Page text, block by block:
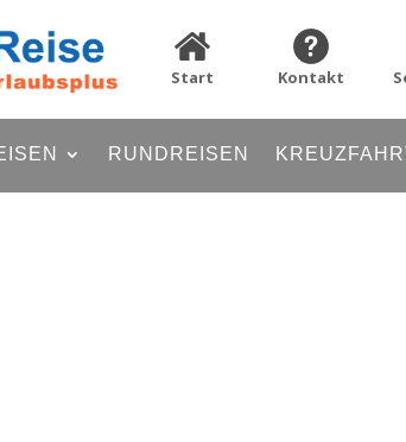
Start Kontakt
RUNDREISEN